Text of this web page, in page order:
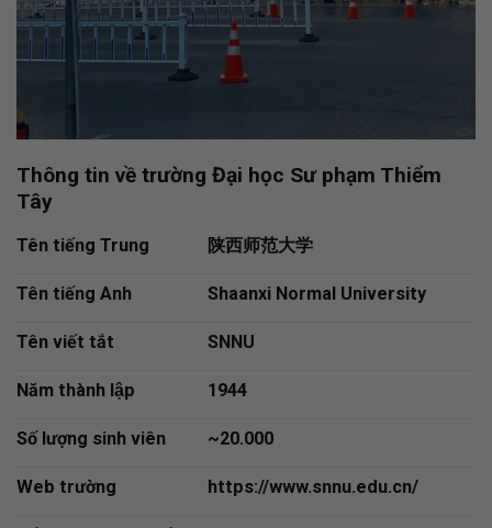
Thông tin về trường Đại học Sư phạm Thiểm
Tây
Tên tiếng Trung 陕西师范大学
Tên tiếng Anh Shaanxi Normal University
Tên viết tắt SNNU
Năm thành lập 1944
Số lượng sinh viên ~20.000
Web trường https://www.snnu.edu.cn/